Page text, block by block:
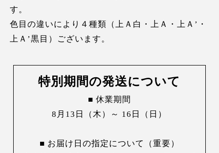
す。
色目の違いにより４種類（上Ａ白・上Ａ・上Ａ’・
上Ａ’黒目）ございます。
特別期間の発送について
■ 休業期間
8月13日（木）～ 16日（日）
■ お届け日の指定について（重要）